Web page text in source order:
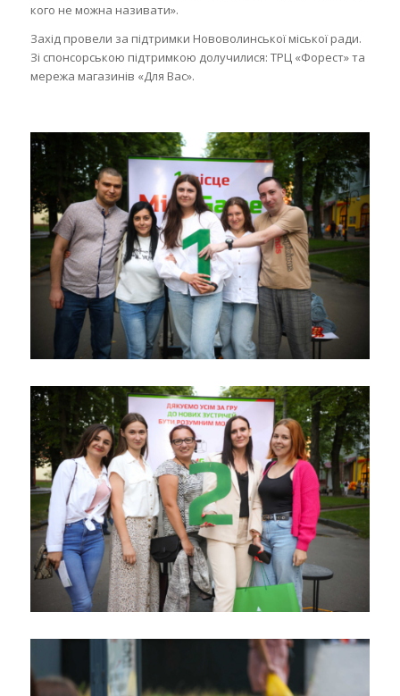
кого не можна називати».
Захід провели за підтримки Нововолинської міської ради.
Зі спонсорською підтримкою долучилися: ТРЦ «Форест» та
мережа магазинів «Для Вас».